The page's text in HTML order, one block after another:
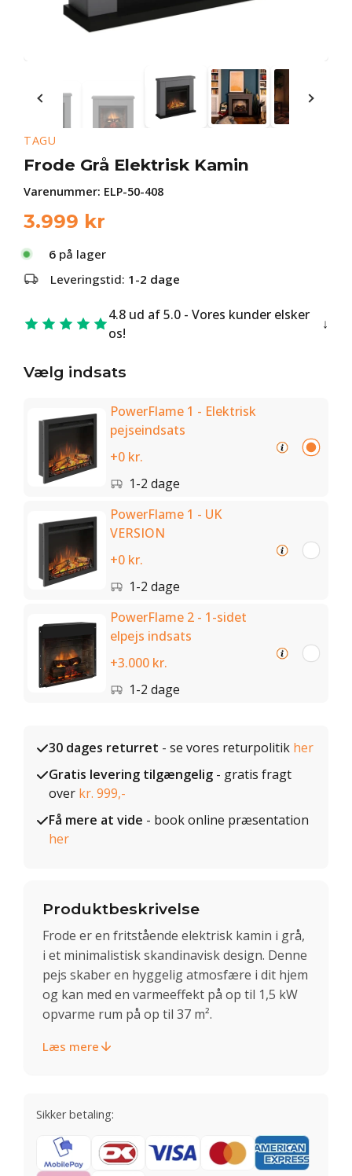
TAGU
Frode Grå Elektrisk Kamin
Varenummer: ELP-50-408
3.999 kr
6 på lager
Leveringstid: 1-2 dage
4.8 ud af 5.0 - Vores kunder elsker
os!
Vælg indsats
PowerFlame 1 - Elektrisk
pejseindsats
+0 kr.
1-2 dage
PowerFlame 1 - UK
VERSION
+0 kr.
1-2 dage
PowerFlame 2 - 1-sidet
elpejs indsats
+3.000 kr.
1-2 dage
30 dages returret - se vores returpolitik her
Gratis levering tilgængelig - gratis fragt
over kr. 999,-
Få mere at vide - book online præsentation
her
Produktbeskrivelse
Frode er en fritstående elektrisk kamin i grå,
i et minimalistisk skandinavisk design. Denne
pejs skaber en hyggelig atmosfære i dit hjem
og kan med en varmeeffekt på op til 1,5 kW
opvarme rum på op til 37 m².
Læs mere
Sikker betaling: